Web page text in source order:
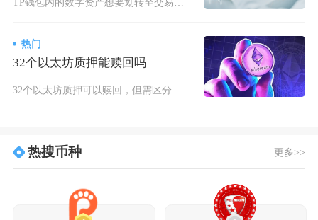
热门
32个以太坊质押能赎回吗
热搜币种 更多>>